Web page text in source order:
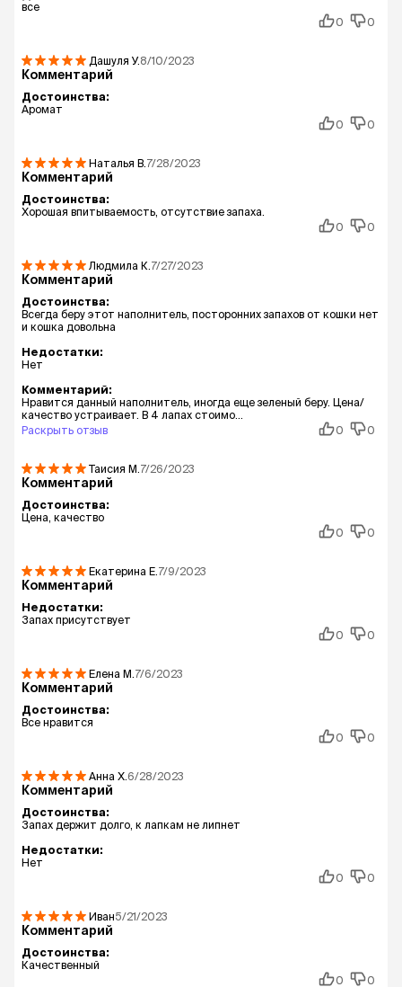
все
0
0
Дашуля У.8/10/2023
Комментарий
Достоинства:
Аромат
0
0
Наталья В. 7/28/2023
Комментарий
Достоинства:
Хорошая впитываемость, отсутствие запаха.
0
0
Людмила К. 7/27/2023
Комментарий
Достоинства:
Всегда беру этот наполнитель, посторонних запахов от кошки нет
и кошка довольна
Недостатки:
Нет
Комментарий:
Нравится данный наполнитель, иногда еще зеленый беру. Цена/
качество устраивает. В 4 лапах стоимо...
Раскрыть отзыв
0 0
Таисия М. 7/26/2023
Комментарий
Достоинства:
Цена, качество
0
0
Екатерина Е. 7/9/2023
Комментарий
Недостатки:
Запах присутствует
0
0
Елена М. 7/6/2023
Комментарий
Достоинства:
Все нравится
0
0
Анна Х. 6/28/2023
Комментарий
Достоинства:
Запах держит долго, к лапкам не липнет
Недостатки:
Нет
0
0
Иван5/21/2023
Комментарий
Достоинства:
Качественный
0
0